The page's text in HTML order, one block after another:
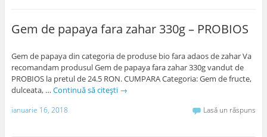
Gem de papaya fara zahar 330g – PROBIOS
Gem de papaya din categoria de produse bio fara adaos de zahar Va
recomandam produsul Gem de papaya fara zahar 330g vandut de
PROBIOS la pretul de 24.5 RON. CUMPARA Categoria: Gem de fructe,
dulceata, … Continuă să citești →
ianuarie 16, 2018 Lasă un răspuns